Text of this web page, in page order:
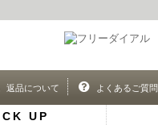
返品について よくあるご質問
UP